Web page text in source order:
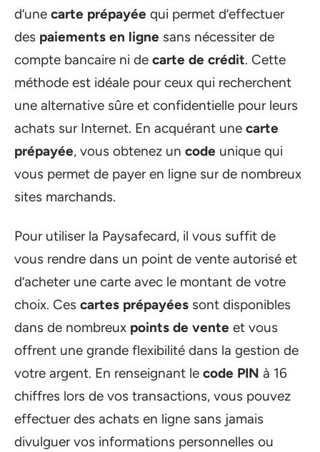
d’une carte prépayée qui permet d’effectuer
des paiements en ligne sans nécessiter de
compte bancaire ni de carte de crédit. Cette
méthode est idéale pour ceux qui recherchent
une alternative sûre et confidentielle pour leurs
achats sur Internet. En acquérant une carte
prépayée, vous obtenez un code unique qui
vous permet de payer en ligne sur de nombreux
sites marchands.
Pour utiliser la Paysafecard, il vous suffit de
vous rendre dans un point de vente autorisé et
d’acheter une carte avec le montant de votre
choix. Ces cartes prépayées sont disponibles
dans de nombreux points de vente et vous
offrent une grande flexibilité dans la gestion de
votre argent. En renseignant le code PIN à 16
chiffres lors de vos transactions, vous pouvez
effectuer des achats en ligne sans jamais
divulguer vos informations personnelles ou